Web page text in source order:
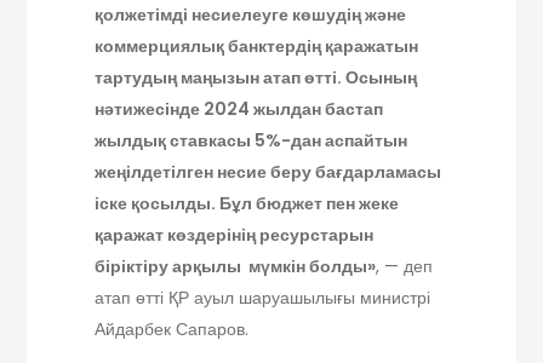
қолжетімді несиелеуге көшудің және
коммерциялық банктердің қаражатын
тартудың маңызын атап өтті. Осының
нәтижесінде 2024 жылдан бастап
жылдық ставкасы 5%-дан аспайтын
жеңілдетілген несие беру бағдарламасы
іске қосылды. Бұл бюджет пен жеке
қаражат көздерінің ресурстарын
біріктіру арқылы мүмкін болды», — деп
атап өтті ҚР ауыл шаруашылығы министрі
Айдарбек Сапаров.